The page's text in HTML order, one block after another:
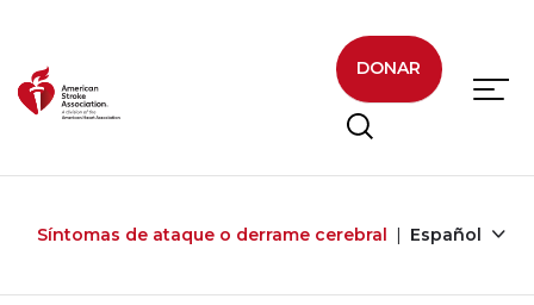
DONAR
Síntomas de ataque o derrame cerebral Español